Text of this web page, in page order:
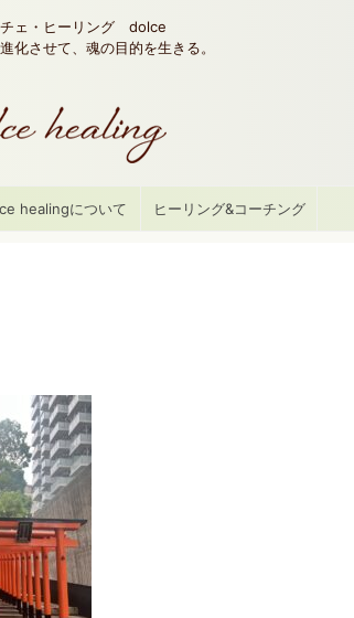
ェ・ヒーリング dolce
させて、魂の目的を生きる。
healingについて ヒーリング&コーチング